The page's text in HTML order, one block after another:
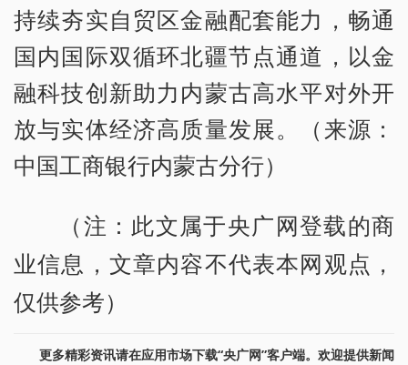
持续夯实自贸区金融配套能力，畅通
国内国际双循环北疆节点通道，以金
融科技创新助力内蒙古高水平对外开
放与实体经济高质量发展。（来源：
中国工商银行内蒙古分行）
（注：此文属于央广网登载的商
业信息，文章内容不代表本网观点，
仅供参考）
更多精彩资讯请在应用市场下载“央广网”客户端。欢迎提供新闻